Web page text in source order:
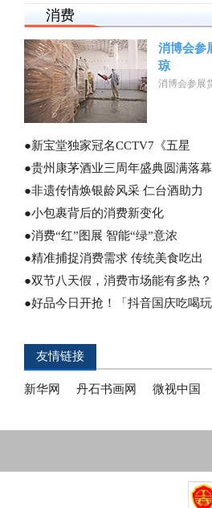
消费
消博会参
琼
消博会参展
●新宝堂独家冠名CCTV7《五星
●贵州康茅酒业三周年盛典圆满落幕
●非遗传情焕银龄风采 仁台酒助力
●小包裹背后的消费新变化
●消费“红”图展 智能“绿”意浓
●精准捕捉消费需求 传统美食吃出
●双节八天假，消费市场能有多热？
●好品今日开抢！「抖音国庆吃喝玩
友情链接
新华网 丹石书画网 微视中国